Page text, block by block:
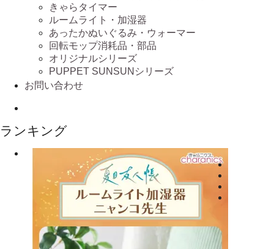
きゃらタイマー
ルームライト・加湿器
あったかぬいぐるみ・ウォーマー
回転モップ消耗品・部品
オリジナルシリーズ
PUPPET SUNSUNシリーズ
お問い合わせ
ランキング